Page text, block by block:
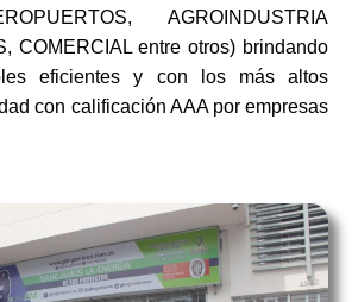
AGROINDUSTRIA
COMERCIAL entre otros) brindando
eficientes y con los más altos
con calificación AAA por empresas